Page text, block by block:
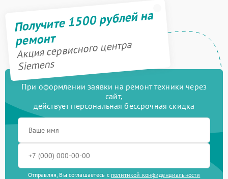
Получите 1500 рублей на
ремонт
Акция сервисного центра
Siemens
При оформлении заявки на ремонт техники через
сайт,
действует персональная бессрочная скидка
Отправляя, Вы соглашаетесь с политикой конфиденциальности